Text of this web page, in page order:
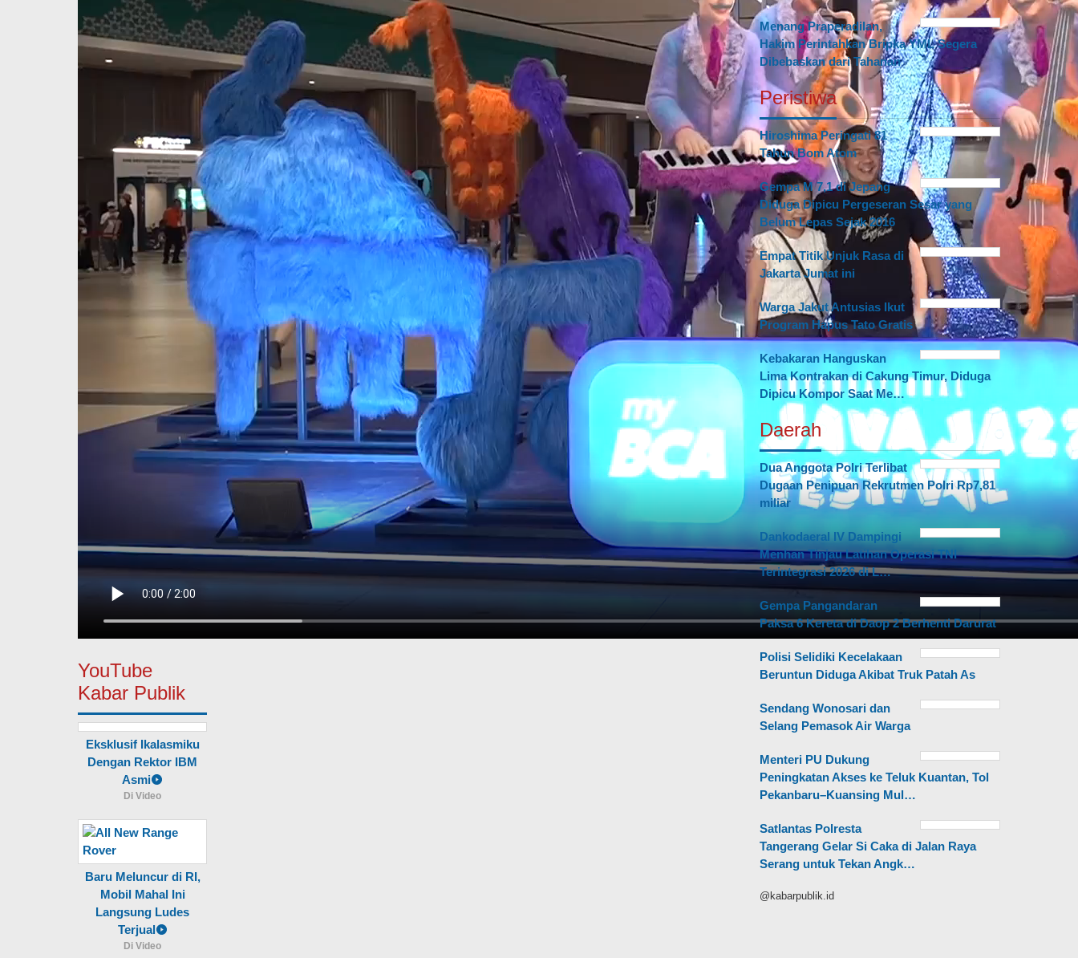
YouTube
Kabar Publik
Eksklusif Ikalasmiku
Dengan Rektor IBM
Asmi
Di Video
Baru Meluncur di RI,
Mobil Mahal Ini
Langsung Ludes
Terjual
Di Video
Menang Praperadilan,
Hakim Perintahkan Bripka YML Segera
Dibebaskan dari Tahanan
Peristiwa
Hiroshima Peringati 81
Tahun Bom Atom
Gempa M 7,1 di Jepang
Diduga Dipicu Pergeseran Sesar yang
Belum Lepas Sejak 2016
Empat Titik Unjuk Rasa di
Jakarta Jumat ini
Warga Jakut Antusias Ikut
Program Hapus Tato Gratis
Kebakaran Hanguskan
Lima Kontrakan di Cakung Timur, Diduga
Dipicu Kompor Saat Me…
Daerah
Dua Anggota Polri Terlibat
Dugaan Penipuan Rekrutmen Polri Rp7,81
miliar
Dankodaeral IV Dampingi
Menhan Tinjau Latihan Operasi TNI
Terintegrasi 2026 di L…
Gempa Pangandaran
Paksa 6 Kereta di Daop 2 Berhenti Darurat
Polisi Selidiki Kecelakaan
Beruntun Diduga Akibat Truk Patah As
Sendang Wonosari dan
Selang Pemasok Air Warga
Menteri PU Dukung
Peningkatan Akses ke Teluk Kuantan, Tol
Pekanbaru–Kuansing Mul…
Satlantas Polresta
Tangerang Gelar Si Caka di Jalan Raya
Serang untuk Tekan Angk…
@kabarpublik.id